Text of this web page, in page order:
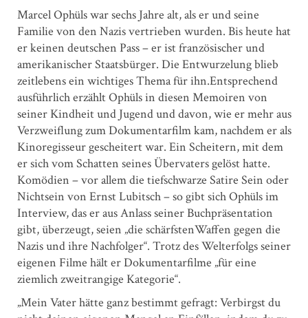
Marcel Ophüls war sechs Jahre alt, als er und seine
Familie von den Nazis vertrieben wurden. Bis heute hat
er keinen deutschen Pass – er ist französischer und
amerikanischer Staatsbürger. Die Entwurzelung blieb
zeitlebens ein wichtiges Thema für ihn.Entsprechend
ausführlich erzählt Ophüls in diesen Memoiren von
seiner Kindheit und Jugend und davon, wie er mehr aus
Verzweiflung zum Dokumentarfilm kam, nachdem er als
Kinoregisseur gescheitert war. Ein Scheitern, mit dem
er sich vom Schatten seines Übervaters gelöst hatte.
Komödien – vor allem die tiefschwarze Satire Sein oder
Nichtsein von Ernst Lubitsch – so gibt sich Ophüls im
Interview, das er aus Anlass seiner Buchpräsentation
gibt, überzeugt, seien „die schärfstenWaffen gegen die
Nazis und ihre Nachfolger“. Trotz des Welterfolgs seiner
eigenen Filme hält er Dokumentarfilme „für eine
ziemlich zweitrangige Kategorie“.
„Mein Vater hätte ganz bestimmt gefragt: Verbirgst du